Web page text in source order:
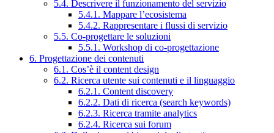
5.4. Descrivere il funzionamento del servizio
5.4.1. Mappare l’ecosistema
5.4.2. Rappresentare i flussi di servizio
5.5. Co-progettare le soluzioni
5.5.1. Workshop di co-progettazione
6. Progettazione dei contenuti
6.1. Cos’è il content design
6.2. Ricerca utente sui contenuti e il linguaggio
6.2.1. Content discovery
6.2.2. Dati di ricerca (search keywords)
6.2.3. Ricerca tramite analytics
6.2.4. Ricerca sui forum